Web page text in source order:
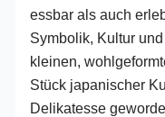
essbar als auch
Symbolik, Kultur
kleinen,
Stück japanischer
Delikatesse